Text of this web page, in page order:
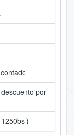
por
)